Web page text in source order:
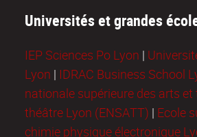
Universités et grandes
IEP Sciences Po Lyon |
Lyon | IDRAC Business School
nationale supérieure des arts
théâtre Lyon (ENSATT) | Ecole
chimie physique électronique